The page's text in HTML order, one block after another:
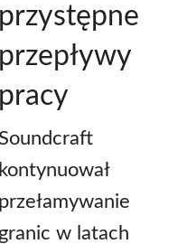
przystępne
przepływy
pracy
Soundcraft
kontynuował
przełamywanie
granic w latach